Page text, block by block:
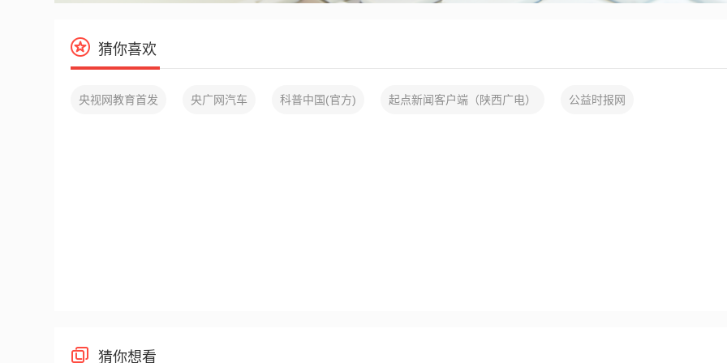
猜你喜欢
央视网教育首发 央广网汽车 科普中国(官方) 起点新闻客户端（陕西广电） 公益时报网
猜你想看